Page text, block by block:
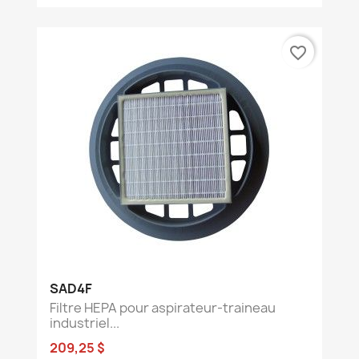
SAD4F
Filtre HEPA pour aspirateur-traineau
industriel...
209,25 $
favorite_border